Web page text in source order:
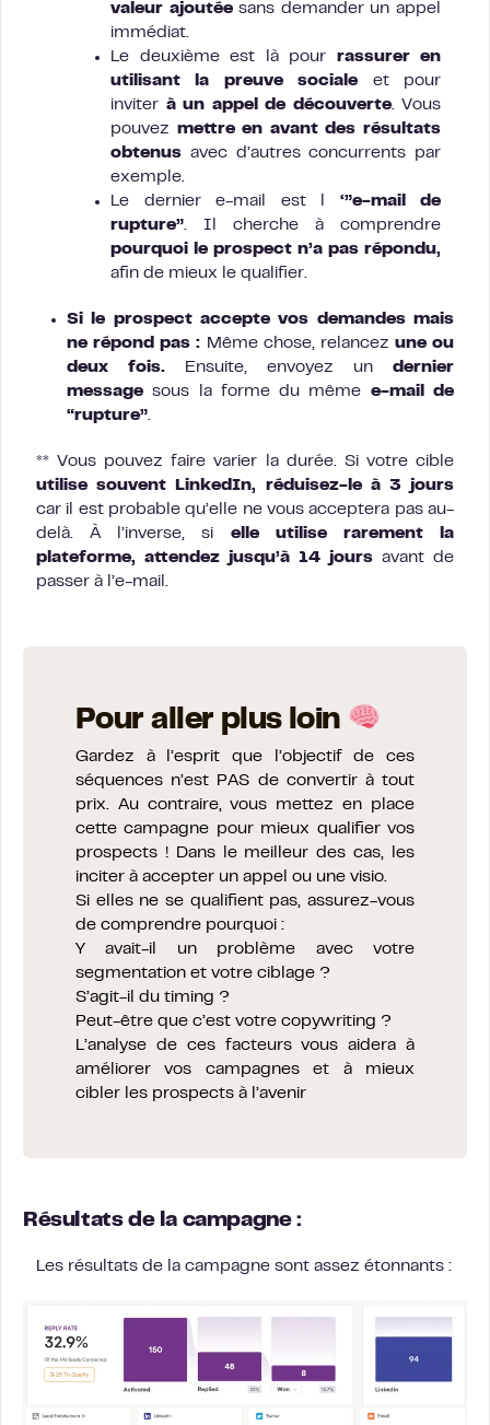
valeur ajoutéesans demander un appel
immédiat.
Le deuxième est là pour rassurer en
utilisant la preuve sociale et pour
inviter à un appel de découverte. Vous
pouvez mettre en avant des résultats
obtenus avec d’autres concurrents par
exemple.
Le dernier e-mail est l ‘”e-mail de
rupture”. Il cherche à comprendre
pourquoi le prospect n’a pas répondu,
afin de mieux le qualifier.
Si le prospect accepte vos demandes mais
ne répond pas : Même chose, relancez une ou
deux fois.
Ensuite, envoyez un dernier
message sous la forme du même e-mail de
“rupture”.
** Vous pouvez faire varier la durée. Si votre cible
utilise souvent LinkedIn, réduisez-le à 3 jours
car il est probable qu’elle ne vous acceptera pas au-
delà. À l’inverse, si elle utilise rarement la
plateforme,
attendez jusqu’à 14 jours avant de
passer à l’e-mail.
Pour aller plus loin
Gardez à l’esprit que l’objectif de ces
séquences n’est PAS de convertir à tout
prix. Au contraire, vous mettez en place
cette campagne pour mieux qualifier vos
prospects ! Dans le meilleur des cas, les
inciter à accepter un appel ou une visio.
Si elles ne se qualifient pas, assurez-vous
de comprendre pourquoi :
Y avait-il un problème avec votre
segmentation et votre ciblage ?
S’agit-il du timing ?
Peut-être que c’est votre copywriting ?
L’analyse de ces facteurs vous aidera à
améliorer vos campagnes et à mieux
cibler les prospects à l’avenir
Résultats de la campagne :
Les résultats de la campagne sont assez étonnants :